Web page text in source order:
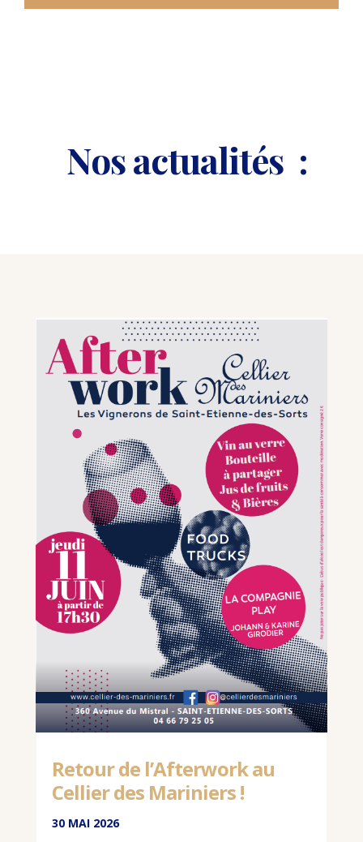
Nos actualités :
Retour de l’Afterwork au
Cellier des Mariniers !
30 MAI 2026